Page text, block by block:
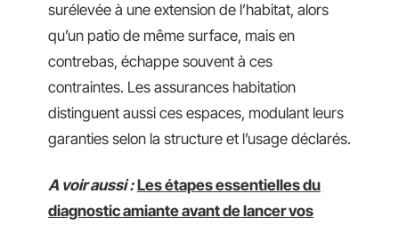
surélevée à une extension de l’habitat, alors
qu’un patio de même surface, mais en
contrebas, échappe souvent à ces
contraintes. Les assurances habitation
distinguent aussi ces espaces, modulant leurs
garanties selon la structure et l’usage déclarés.
A voir aussi : Les étapes essentielles du
diagnostic amiante avant de lancer vos